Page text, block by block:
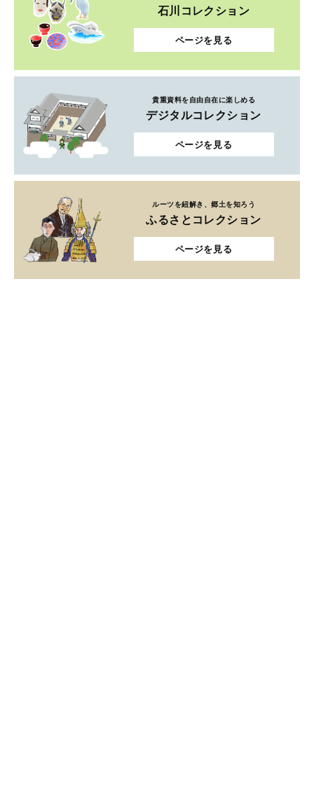
石川コレクション
ページを見る
貴重資料を自由自在に楽しめる
デジタルコレクション
ページを見る
ルーツを紐解き、郷土を知ろう
ふるさとコレクション
ページを見る